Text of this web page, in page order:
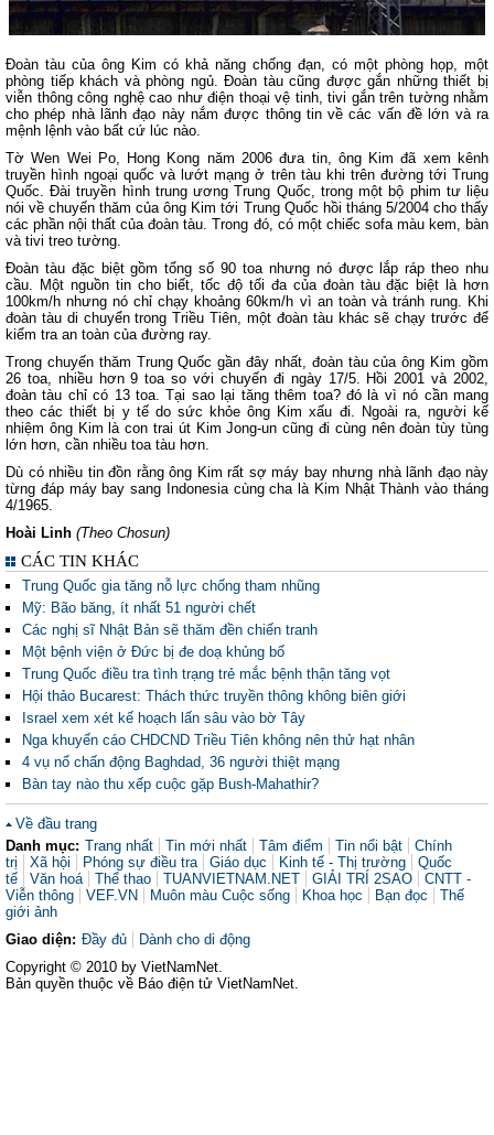
Đoàn tàu của ông Kim có khả năng chống đạn, có một phòng họp, một
phòng tiếp khách và phòng ngủ. Đoàn tàu cũng được gắn những thiết bị
viễn thông công nghệ cao như điện thoại vệ tinh, tivi gắn trên tường nhằm
cho phép nhà lãnh đạo này nắm được thông tin về các vấn đề lớn và ra
mệnh lệnh vào bất cứ lúc nào.
Tờ Wen Wei Po, Hong Kong năm 2006 đưa tin, ông Kim đã xem kênh
truyền hình ngoại quốc và lướt mạng ở trên tàu khi trên đường tới Trung
Quốc. Đài truyền hình trung ương Trung Quốc, trong một bộ phim tư liệu
nói về chuyến thăm của ông Kim tới Trung Quốc hồi tháng 5/2004 cho thấy
các phần nội thất của đoàn tàu. Trong đó, có một chiếc sofa màu kem, bàn
và tivi treo tường.
Đoàn tàu đặc biệt gồm tổng số 90 toa nhưng nó được lắp ráp theo nhu
cầu. Một nguồn tin cho biết, tốc độ tối đa của đoàn tàu đặc biệt là hơn
100km/h nhưng nó chỉ chạy khoảng 60km/h vì an toàn và tránh rung. Khi
đoàn tàu di chuyển trong Triều Tiên, một đoàn tàu khác sẽ chạy trước để
kiểm tra an toàn của đường ray.
Trong chuyến thăm Trung Quốc gần đây nhất, đoàn tàu của ông Kim gồm
26 toa, nhiều hơn 9 toa so với chuyến đi ngày 17/5. Hồi 2001 và 2002,
đoàn tàu chỉ có 13 toa. Tại sao lại tăng thêm toa? đó là vì nó cần mang
theo các thiết bị y tế do sức khỏe ông Kim xấu đi. Ngoài ra, người kế
nhiệm ông Kim là con trai út Kim Jong-un cũng đi cùng nên đoàn tùy tùng
lớn hơn, cần nhiều toa tàu hơn.
Dù có nhiều tin đồn rằng ông Kim rất sợ máy bay nhưng nhà lãnh đạo này
từng đáp máy bay sang Indonesia cùng cha là Kim Nhật Thành vào tháng
4/1965.
Hoài Linh (Theo Chosun)
CÁC TIN KHÁC
Trung Quốc gia tăng nỗ lực chống tham nhũng
Mỹ: Bão băng, ít nhất 51 người chết
Các nghị sĩ Nhật Bản sẽ thăm đền chiến tranh
Một bệnh viện ở Đức bị đe doạ khủng bố
Trung Quốc điều tra tình trạng trẻ mắc bệnh thận tăng vọt
Hội thảo Bucarest: Thách thức truyền thông không biên giới
Israel xem xét kế hoạch lấn sâu vào bờ Tây
Nga khuyến cáo CHDCND Triều Tiên không nên thử hạt nhân
4 vụ nổ chấn động Baghdad, 36 người thiệt mạng
Bàn tay nào thu xếp cuộc gặp Bush-Mahathir?
Về đầu trang
Danh mục: Trang nhất Tin mới nhất Tâm điểm Tin nổi bật
Chính
trị
Xã hội Phóng sự điều tra Giáo dục Kinh tế - Thị trường
Quốc
tế
Văn hoá Thể thao TUANVIETNAM.NET GIẢI TRÍ 2SAO
CNTT -
Viễn thông
VEF.VN Muôn màu Cuộc sống Khoa học Bạn đọc
Thế
giới ảnh
Giao diện: Đầy đủ
Dành cho di động
Copyright © 2010 by VietNamNet.
Bản quyền thuộc về Báo điện tử VietNamNet.